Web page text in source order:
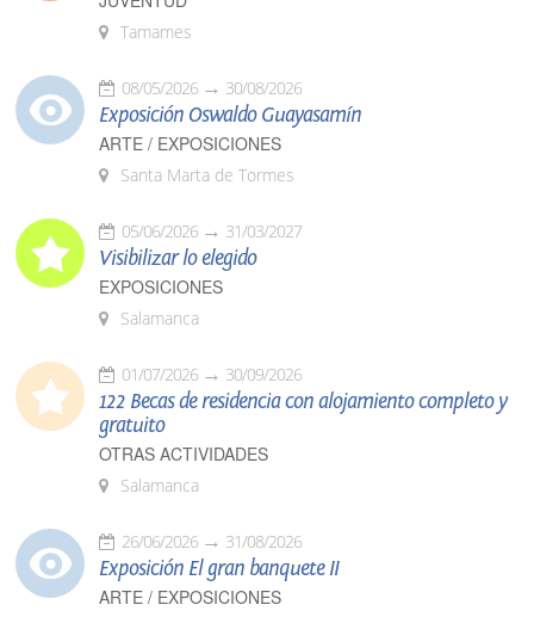
Tamames
08/05/2026 30/08/2026
Exposición Oswaldo Guayasamín
ARTE / EXPOSICIONES
Santa Marta de Tormes
05/06/2026 31/03/2027
Visibilizar lo elegido
EXPOSICIONES
Salamanca
01/07/2026 30/09/2026
122 Becas de residencia con alojamiento completo y
gratuito
OTRAS ACTIVIDADES
Salamanca
26/06/2026 31/08/2026
Exposición El gran banquete II
ARTE / EXPOSICIONES